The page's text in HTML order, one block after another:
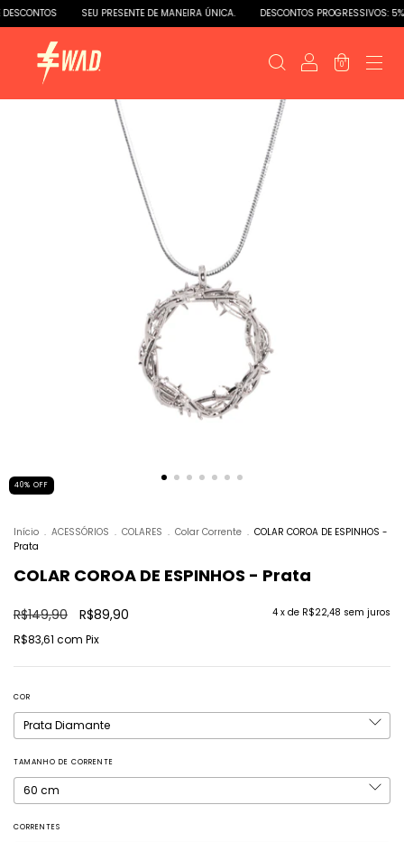
SEU PRESENTE DE MANEIRA ÚNICA. DESCONTOS PROGRESSIVOS: 5%
0
40% OFF
Início . ACESSÓRIOS . COLARES . Colar Corrente . COLAR COROA DE ESPINHOS -
Prata
COLAR COROA DE ESPINHOS - Prata
R$149,90 R$89,90 4 x de R$22,48 sem juros
R$83,61 com Pix
COR
TAMANHO DE CORRENTE
CORRENTES